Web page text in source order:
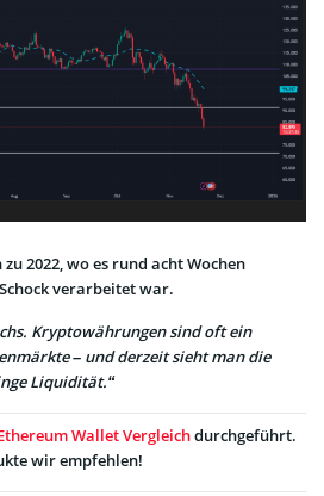
2022, wo es rund acht Wochen
verarbeitet war.
Kryptowährungen sind oft ein
– und derzeit sieht man die
Liquidität.“
Wallet Vergleichdurchgeführt.
wir empfehlen!